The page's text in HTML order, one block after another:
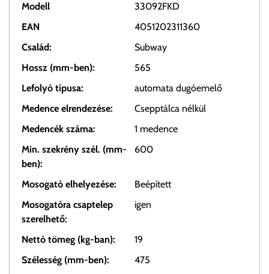
Modell
33092FKD
EAN
4051202311360
Család:
Subway
Hossz (mm-ben):
565
Lefolyó típusa:
automata dugóemelő
Medence elrendezése:
Csepptálca nélkül
Medencék száma:
1 medence
Min. szekrény szél. (mm-
ben):
600
Mosogató elhelyezése:
Beépített
Mosogatóra csaptelep
szerelhető:
igen
Nettó tömeg (kg-ban):
19
Szélesség (mm-ben):
475